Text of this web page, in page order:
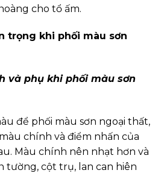
cho tổ ấm.
trọng khi phối màu sơn
và phụ khi phối màu sơn
để phối màu sơn ngoại thất,
chính và điểm nhấn của
Màu chính nên nhạt hơn và
tường, cột trụ, lan can hiên